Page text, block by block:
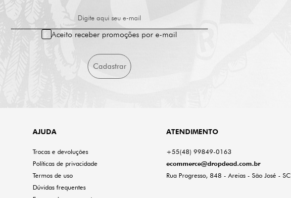
Digite aqui seu e-mail
Cadastrar
Aceito receber promoções por e-mail
AJUDA
Trocas e devoluções
Políticas de privacidade
Termos de uso
Dúvidas frequentes
ATENDIMENTO
+55(48) 99849-0163
ecommerce@dropdead.com.br
Rua Progresso, 848 - Areias - São José - SC